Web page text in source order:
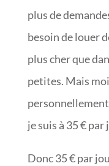
plus de
besoin de louer
plus cher que
petites. Mais
je suis à 35 €
Donc 35 € par